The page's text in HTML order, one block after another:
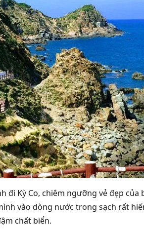
đi Kỳ Co, chiêm ngưỡng vẻ đẹp của
vào dòng nước trong sạch rất
chất biển.